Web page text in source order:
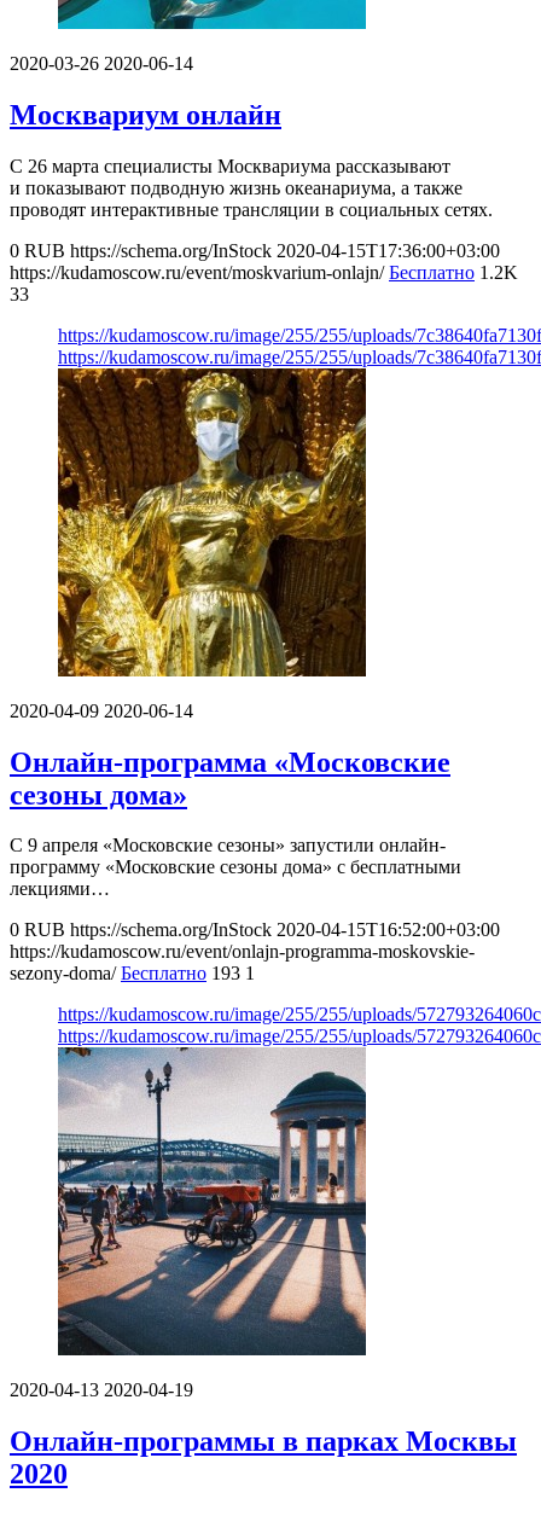
2020-03-26 2020-06-14
Москвариум онлайн
С 26 марта специалисты Москвариума рассказывают
и показывают подводную жизнь океанариума, а также
проводят интерактивные трансляции в социальных сетях.
0 RUB https://schema.org/InStock 2020-04-15T17:36:00+03:00
https://kudamoscow.ru/event/moskvarium-onlajn/ Бесплатно 1.2K
33
https://kudamoscow.ru/image/255/255/uploads/
https://kudamoscow.ru/image/255/255/uploads/
2020-04-09 2020-06-14
Онлайн-программа «Московские
сезоны дома»
С 9 апреля «Московские сезоны» запустили онлайн-
программу «Московские сезоны дома» с бесплатными
лекциями…
0 RUB https://schema.org/InStock 2020-04-15T16:52:00+03:00
https://kudamoscow.ru/event/onlajn-programma-moskovskie-
sezony-doma/ Бесплатно 193 1
https://kudamoscow.ru/image/255/255/uploads/
https://kudamoscow.ru/image/255/255/uploads/
2020-04-13 2020-04-19
Онлайн-программы в парках Москвы
2020